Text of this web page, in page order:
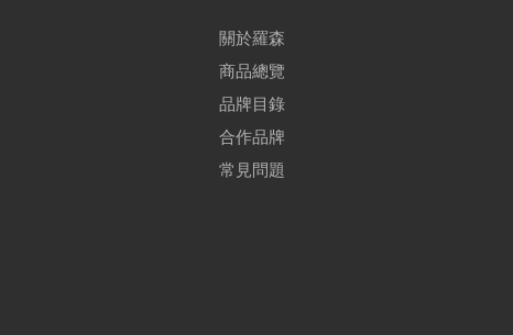
關於羅森
商品總覽
品牌目錄
合作品牌
常見問題